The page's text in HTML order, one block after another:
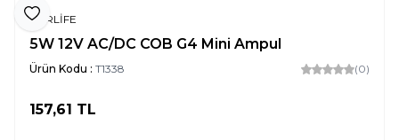
Favoriye Ekle
FORLİFE
5W 12V AC/DC COB G4 Mini Ampul
Ürün Kodu : T1338 (0)
157,61 TL